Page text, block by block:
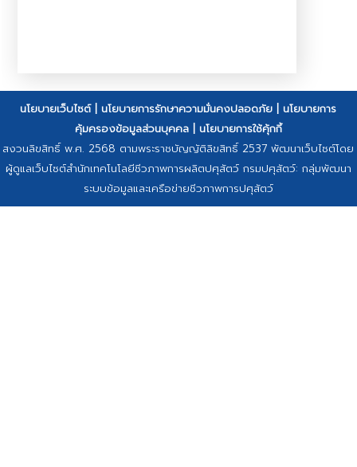
นโยบายเว็บไซต์|นโยบายการรักษาความมั่นคงปลอดภัย |นโยบายการ
คุ้มครองข้อมูลส่วนบุคคล| นโยบายการใช้คุ้กกี้
สงวนลิขสิทธิ์ พ.ศ. 2568 ตามพระราชบัญญัติลิขสิทธิ์ 2537 พัฒนาเว็บไซต์โดย
ผู้ดูแลเว็บไซต์สำนักเทคโนโลยีชีวภาพการผลิตปศุสัตว์ กรมปศุสัตว์: กลุ่มพัฒนา
ระบบข้อมูลและเครือข่ายชีวภาพการปศุสัตว์